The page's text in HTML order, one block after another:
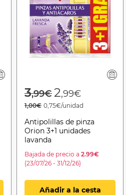
Price reduced
3,99€to
2,99€
1,00€ 0,75€/unidad
Antipolillas de pinza
Orion 3+1 unidades
lavanda
Bajada de precio a 2.99€
(23/07/26 - 31/12/26)
Añadir a la cesta